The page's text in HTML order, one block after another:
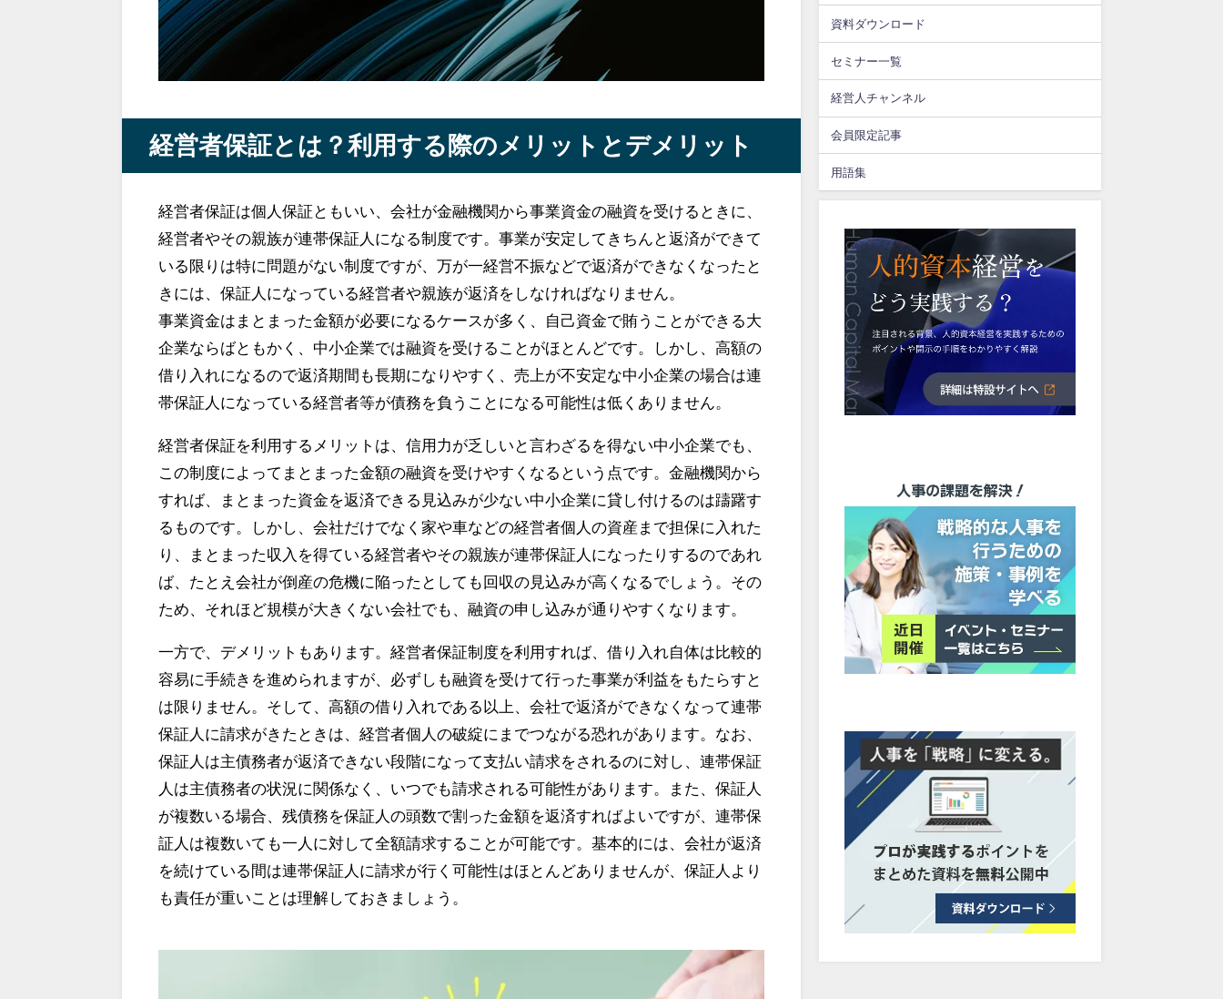
経営者保証とは？利用する際のメリットとデメリット
経営者保証は個人保証ともいい、会社が金融機関から事業資金の融資を受けるときに、
経営者やその親族が連帯保証人になる制度です。事業が安定してきちんと返済ができて
いる限りは特に問題がない制度ですが、万が一経営不振などで返済ができなくなったと
きには、保証人になっている経営者や親族が返済をしなければなりません。
事業資金はまとまった金額が必要になるケースが多く、自己資金で賄うことができる大
企業ならばともかく、中小企業では融資を受けることがほとんどです。しかし、高額の
借り入れになるので返済期間も長期になりやすく、売上が不安定な中小企業の場合は連
帯保証人になっている経営者等が債務を負うことになる可能性は低くありません。
経営者保証を利用するメリットは、信用力が乏しいと言わざるを得ない中小企業でも、
この制度によってまとまった金額の融資を受けやすくなるという点です。金融機関から
すれば、まとまった資金を返済できる見込みが少ない中小企業に貸し付けるのは躊躇す
るものです。しかし、会社だけでなく家や車などの経営者個人の資産まで担保に入れた
り、まとまった収入を得ている経営者やその親族が連帯保証人になったりするのであれ
ば、たとえ会社が倒産の危機に陥ったとしても回収の見込みが高くなるでしょう。その
ため、それほど規模が大きくない会社でも、融資の申し込みが通りやすくなります。
一方で、デメリットもあります。経営者保証制度を利用すれば、借り入れ自体は比較的
容易に手続きを進められますが、必ずしも融資を受けて行った事業が利益をもたらすと
は限りません。そして、高額の借り入れである以上、会社で返済ができなくなって連帯
保証人に請求がきたときは、経営者個人の破綻にまでつながる恐れがあります。なお、
保証人は主債務者が返済できない段階になって支払い請求をされるのに対し、連帯保証
人は主債務者の状況に関係なく、いつでも請求される可能性があります。また、保証人
が複数いる場合、残債務を保証人の頭数で割った金額を返済すればよいですが、連帯保
証人は複数いても一人に対して全額請求することが可能です。基本的には、会社が返済
を続けている間は連帯保証人に請求が行く可能性はほとんどありませんが、保証人より
も責任が重いことは理解しておきましょう。
資料ダウンロード
セミナー一覧
経営人チャンネル
会員限定記事
用語集